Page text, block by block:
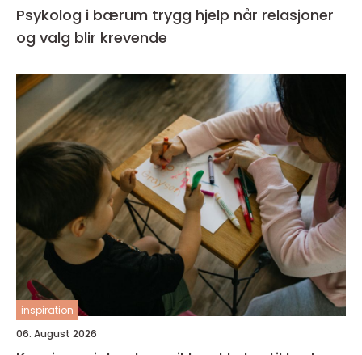
Psykolog i bærum trygg hjelp når relasjoner
og valg blir krevende
inspiration
06. August 2026